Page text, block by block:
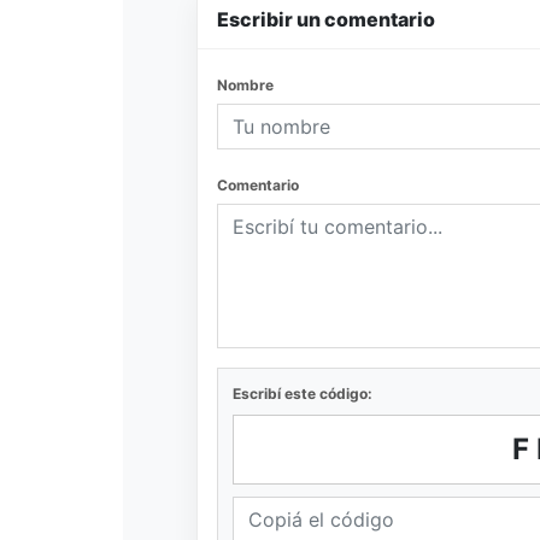
Escribir un comentario
Nombre
Comentario
Escribí este código: